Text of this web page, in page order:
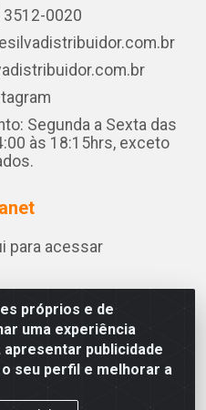
próprios e de
uma experiência
publicidade
seu perfil e melhorar a
3512-0020
Segunda a Sexta das
às 18:15hrs, exceto
para acessar
de Souza Leite, 265 - Ariado,
- CEP 57.442-000 - CNPJ
0001-06